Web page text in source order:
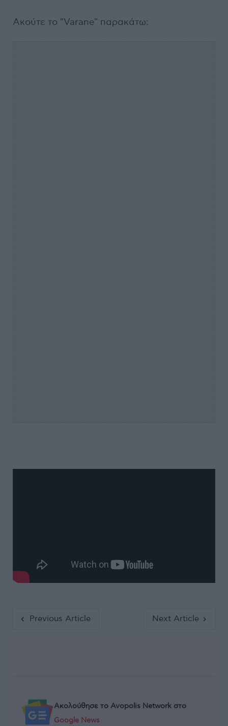
Ακούτε το "Varane" παρακάτω:
Previous Article Next Article
Ακολούθησε το Avopolis Network στο
Google News